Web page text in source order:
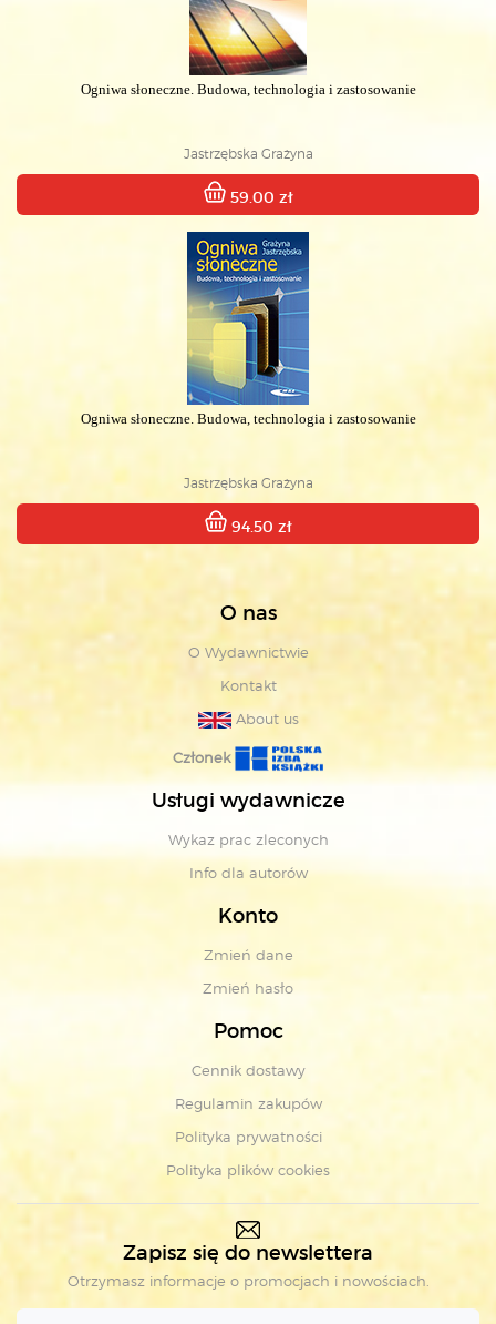
Ogniwa słoneczne. Budowa, technologia i zastosowanie
Jastrzębska Grażyna
59.00 zł
Ogniwa słoneczne. Budowa, technologia i zastosowanie
Jastrzębska Grażyna
94.50 zł
O nas
O Wydawnictwie
Kontakt
About us
Członek
Usługi wydawnicze
Wykaz prac zleconych
Info dla autorów
Konto
Zmień dane
Zmień hasło
Pomoc
Cennik dostawy
Regulamin zakupów
Polityka prywatności
Polityka plików cookies
Zapisz się do newslettera
Otrzymasz informacje o promocjach i nowościach.